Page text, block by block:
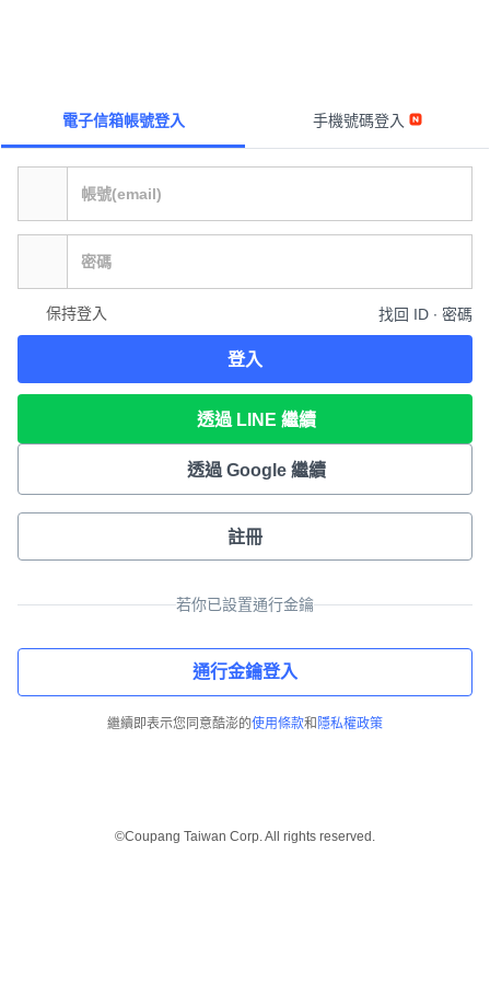
電子信箱帳號登入 手機號碼登入
保持登入 找回 ID ∙ 密碼
登入
透過 LINE 繼續
透過 Google 繼續
註冊
若你已設置通行金鑰
通行金鑰登入
繼續即表示您同意酷澎的使用條款和 隱私權政策
©Coupang Taiwan Corp. All rights reserved.